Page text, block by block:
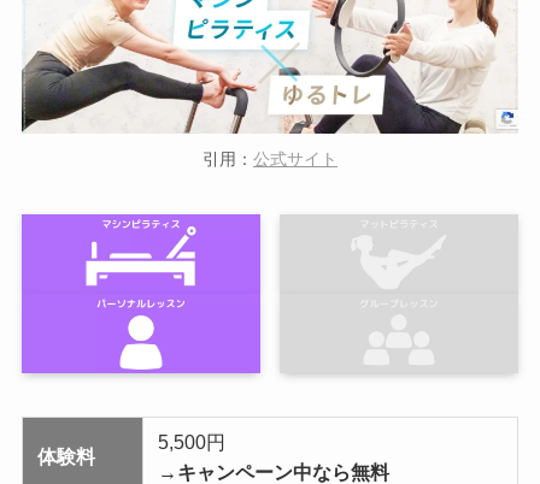
引用： 公式サイト
体験料
5,500円
→キャンペーン中なら無料